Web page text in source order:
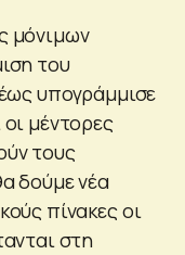
μόνιμων
του
υπογράμμισε
μέντορες
τους
δούμε νέα
πίνακες οι
στη